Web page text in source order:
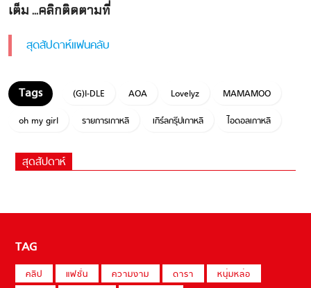
เต็ม ...คลิกติดตามที่
สุดสัปดาห์แฟนคลับ
(G)I-DLE AOA Lovelyz
MAMAMOO
oh my girl
รายการเกาหลี เกิร์ลกรุ๊ปเกาหลี ไอดอลเกาหลี
สุดสัปดาห์
TAG
คลิป แฟชั่น ความงาม ดารา
หนุ่มหล่อ